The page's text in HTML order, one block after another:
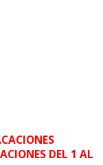
DEL 1 AL